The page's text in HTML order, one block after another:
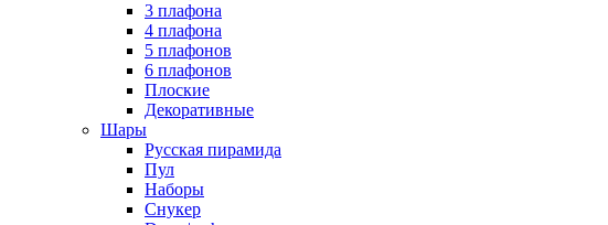
3 плафона
4 плафона
5 плафонов
6 плафонов
Плоские
Декоративные
Шары
Русская пирамида
Пул
Наборы
Снукер